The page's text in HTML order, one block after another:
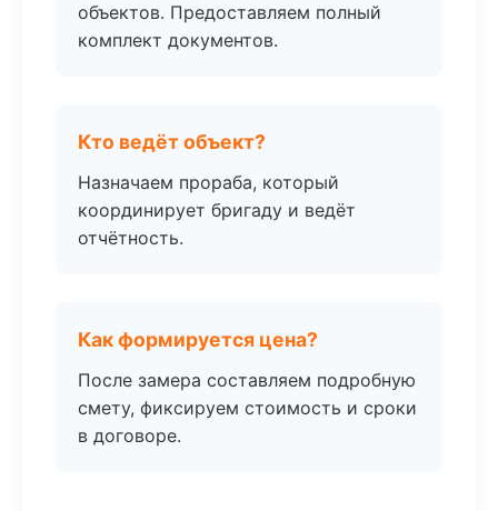
объектов. Предоставляем полный
комплект документов.
Кто ведёт объект?
Назначаем прораба, который
координирует бригаду и ведёт
отчётность.
Как формируется цена?
После замера составляем подробную
смету, фиксируем стоимость и сроки
в договоре.